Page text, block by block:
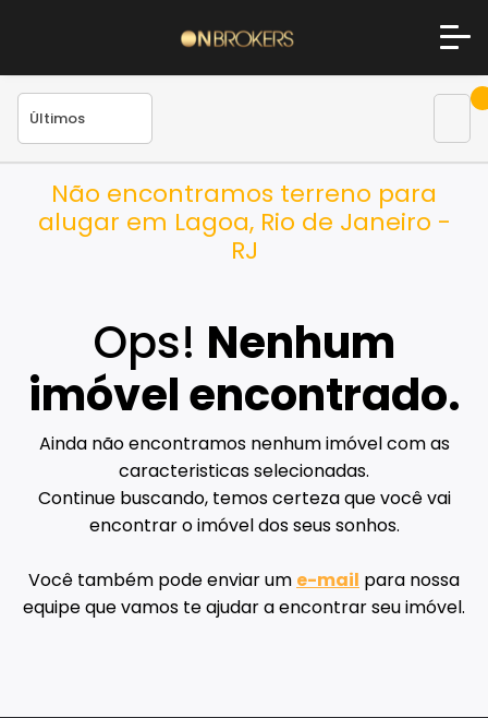
Não encontramos terreno para
alugar em Lagoa, Rio de Janeiro -
RJ
Ops! Nenhum
imóvel encontrado.
Ainda não encontramos nenhum imóvel com as
caracteristicas selecionadas.
Continue buscando, temos certeza que você vai
encontrar o imóvel dos seus sonhos.
Você também pode enviar um e-mail para nossa
equipe que vamos te ajudar a encontrar seu imóvel.